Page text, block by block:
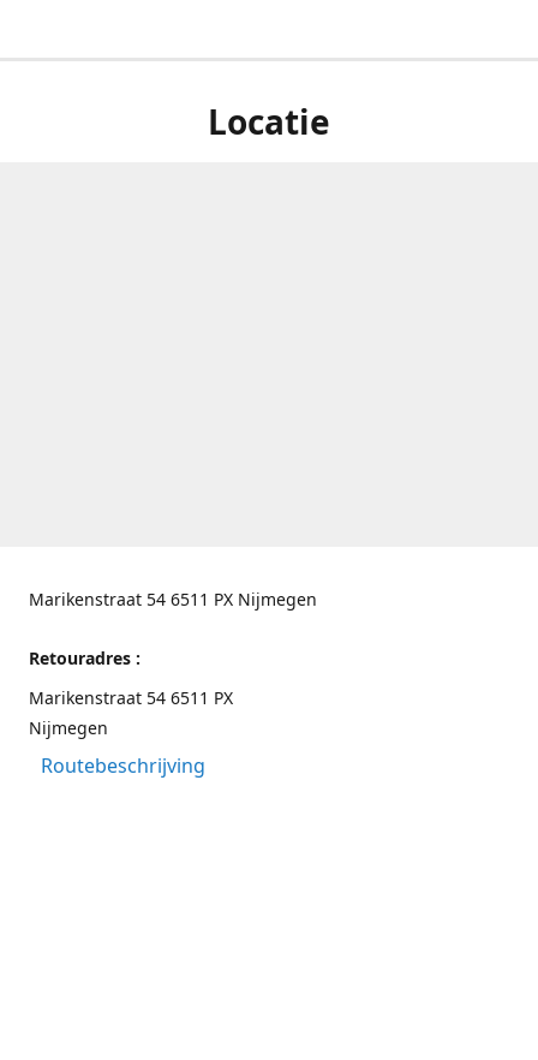
Locatie
Marikenstraat 54 6511 PX Nijmegen
Retouradres :
Marikenstraat 54 6511 PX
Nijmegen
Routebeschrijving